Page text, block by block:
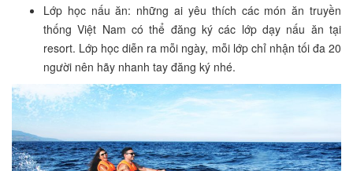
Lớp học nấu ăn: những ai yêu thích các món ăn truyền
thống Việt Nam có thể đăng ký các lớp dạy nấu ăn tại
resort. Lớp học diễn ra mỗi ngày, mỗi lớp chỉ nhận tối đa 20
người nên hãy nhanh tay đăng ký nhé.